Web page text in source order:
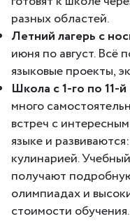
разных областей.
Летний лагерь с
июня по август. Всё
языковые проекты,
Школа с 1-го по 11-й
много
встреч с
языке и
кулинарией.
получают
олимпиадах и
стоимости обучения.